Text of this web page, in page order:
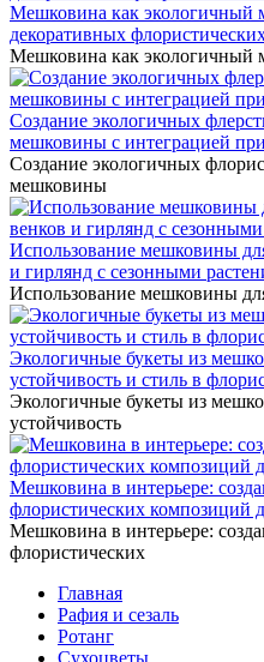
Мешковина как экологичный
декоративных
Мешковина как экологичный
Создание экологичных
мешковины с интеграцией
Создание экологичных
мешковины
Использование мешковины
и гирлянд с сезонными
Использование мешковины
Экологичные букеты из
устойчивость и стиль в
Экологичные букеты из
устойчивость
Мешковина в интерьере:
флористических композиций
Мешковина в интерьере:
флористических
Главная
Рафия и сезаль
Ротанг
Сухоцветы